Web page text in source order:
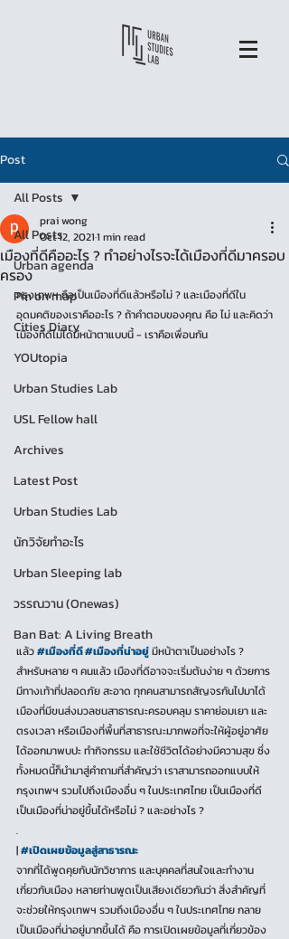
Post
All Posts
Urban agenda
Pin on map
Cities Diary
YOUtopia
Urban Studies Lab
USL Fellow hall
Archives
Latest Post
Urban Studies Lab
นักวิจัยทำอะไร
Urban Sleeping lab
วรรณวาน (Onewas)
Ban Bat: A Living Breath
All Posts
เมืองที่ดีคืออะไร ? ทำอย่างไรจะได้เมืองที่ดีมาครอบ
ครอง
prai wong
Oct 12, 20211 min read
กรุงเทพฯ ถือเป็นเมืองที่ดีแล้วหรือไม่ ? และเมืองที่ดีใน
อุดมคติของเราคืออะไร ? ถ้าคำตอบของคุณ คือ ไม่ และคิดว่า
เมืองที่ดีไม่ได้มีหน้าตาแบบนี้ - เราคือเพื่อนกัน
แล้ว #เมืองที่ดี#เมืองที่น่าอยู่ มีหน้าตาเป็นอย่างไร ?
สำหรับหลาย ๆ คนแล้ว เมืองที่ดีอาจจะเริ่มต้นง่าย ๆ ด้วยการ
มีทางเท้าที่ปลอดภัย สะอาด ทุกคนสามารถสัญจรกันไปมาได้
เมืองที่มีขนส่งมวลชนสาธารณะครอบคลุม ราคาย่อมเยา และ
ตรงเวลา หรือเมืองที่พื้นที่สาธารณะมากพอที่จะให้ผู้อยู่อาศัย
ได้ออกมาพบปะ ทำกิจกรรม และใช้ชีวิตได้อย่างมีความสุข ซึ่ง
ทั้งหมดนี้ก็นำมาสู่คำถามที่สำคัญว่า เราสามารถออกแบบให้
กรุงเทพฯ รวมไปถึงเมืองอื่น ๆ ในประเทศไทย เป็นเมืองที่ดี
เป็นเมืองที่น่าอยู่ขึ้นได้หรือไม่ ? และอย่างไร ?
.
| #เปิดเผยข้อมูลสู่สาธารณะ
จากที่ได้พูดคุยกับนักวิชาการ และบุคคลที่สนใจและทำงาน
เกี่ยวกับเมือง หลายท่านพูดเป็นเสียงเดียวกันว่า สิ่งสำคัญที่
จะช่วยให้กรุงเทพฯ รวมถึงเมืองอื่น ๆ ในประเทศไทย กลาย
เป็นเมืองที่น่าอยู่มากขึ้นได้ คือ การเปิดเผยข้อมูลที่เกี่ยวข้อง